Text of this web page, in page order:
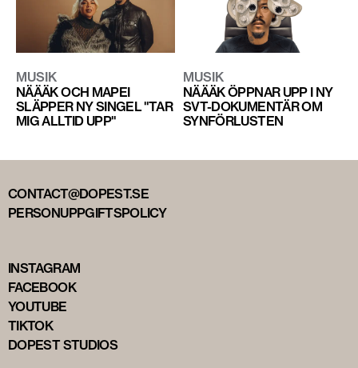
MUSIK
NÄÄÄK OCH MAPEI
SLÄPPER NY SINGEL "TAR
MIG ALLTID UPP"
MUSIK
NÄÄÄK ÖPPNAR UPP I NY
SVT-DOKUMENTÄR OM
SYNFÖRLUSTEN
CONTACT@DOPEST.SE
PERSONUPPGIFTSPOLICY
INSTAGRAM
FACEBOOK
YOUTUBE
TIKTOK
DOPEST STUDIOS